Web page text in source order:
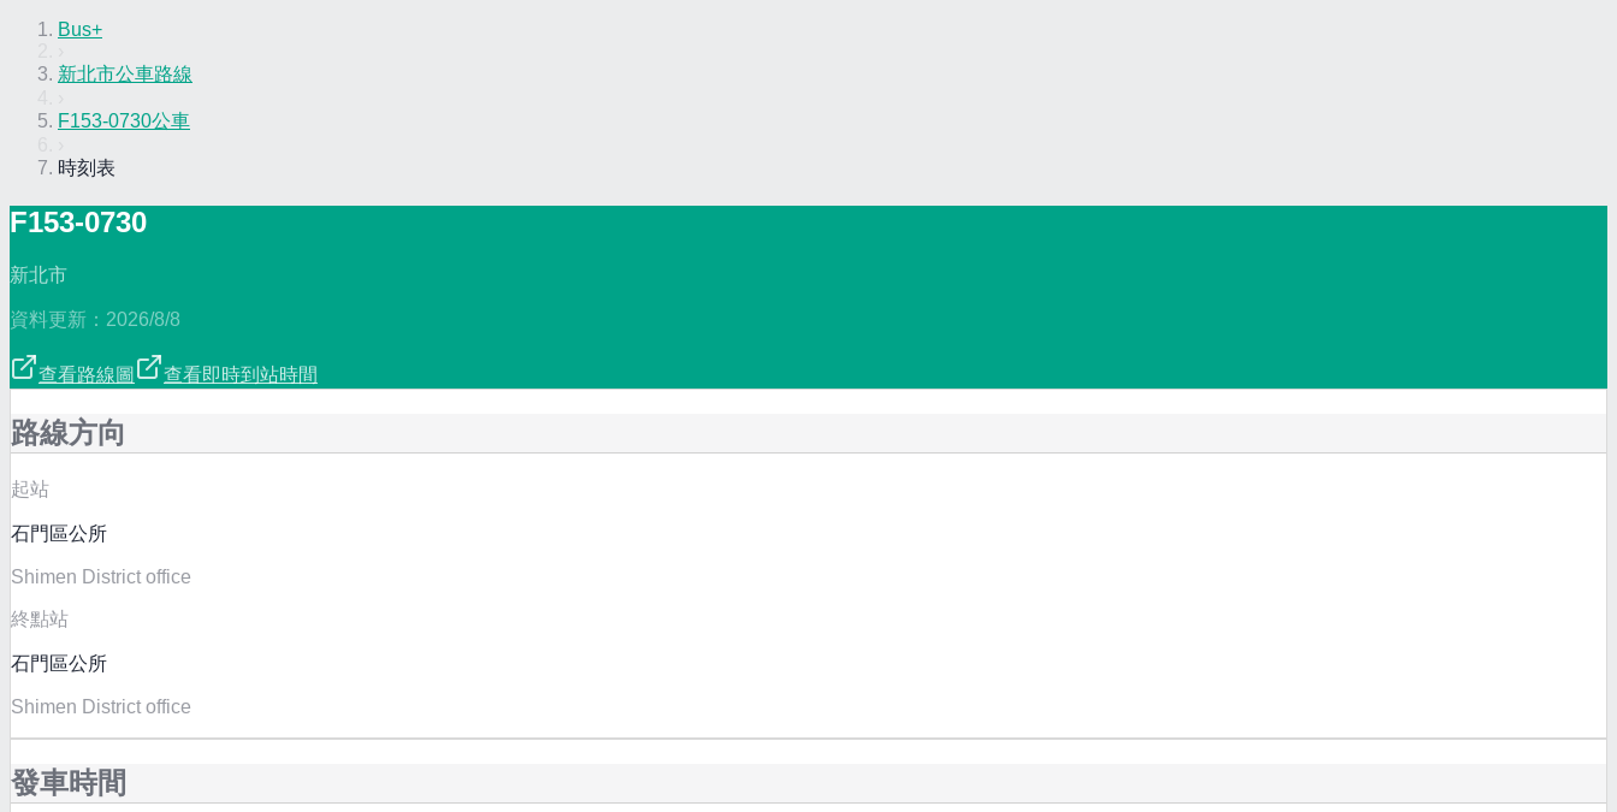
Bus+
新北市公車路線
F153-0730公車
時刻表
F153-0730
新北市
資料更新： 2026/8/8
查看路線圖 查看即時到站時間
路線方向
起站
石門區公所
Shimen District office
終點站
石門區公所
Shimen District office
發車時間